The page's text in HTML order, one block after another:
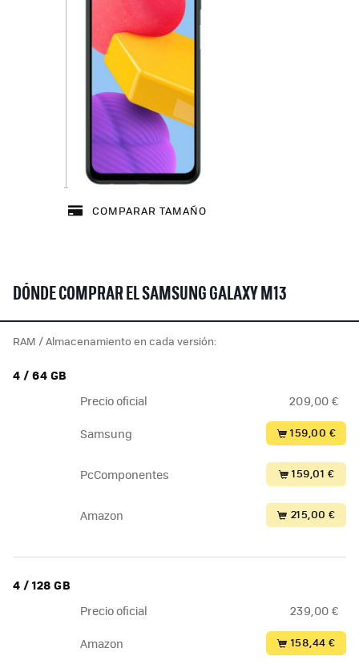
COMPARAR TAMAÑO
DÓNDE COMPRAR EL SAMSUNG GALAXY M13
RAM / Almacenamiento en cada versión:
4 / 64 GB
Precio oficial 209,00 €
Samsung 159,00 €
PcComponentes 159,01 €
Amazon 215,00 €
4 / 128 GB
Precio oficial 239,00 €
Amazon 158,44 €